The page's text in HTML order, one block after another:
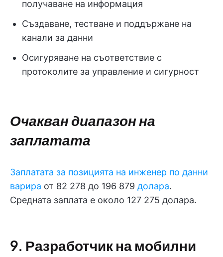
получаване на информация
Създаване, тестване и поддържане на
канали за данни
Осигуряване на съответствие с
протоколите за управление и сигурност
Очакван диапазон на
заплатата
Заплатата за позицията на инженер по данни
варира от 82 278 до 196 879 долара.
Средната заплата е около 127 275 долара.
9. Разработчик на мобилни